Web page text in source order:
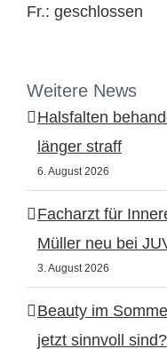
Fr.: geschlossen
Weitere News
Halsfalten
länger straff
6. August 2026
Facharzt für
Müller neu bei
3. August 2026
Beauty im
jetzt sinnvoll sind?